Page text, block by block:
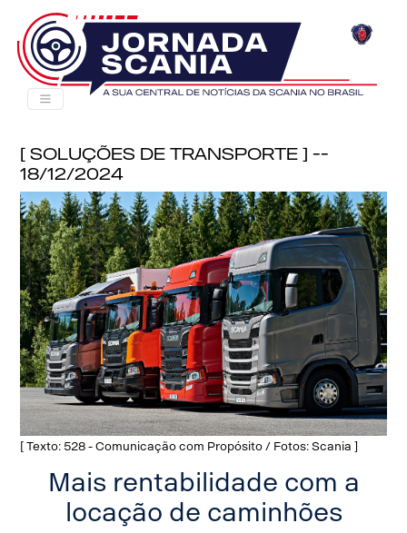
[ Soluções de Transporte ] --
18/12/2024
[ Texto: 528 - Comunicação com Propósito / Fotos: Scania ]
Mais rentabilidade com a
locação de caminhões